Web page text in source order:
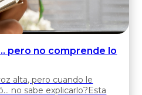
pero no comprende lo
alta, pero cuando le
no sabe explicarlo?Esta